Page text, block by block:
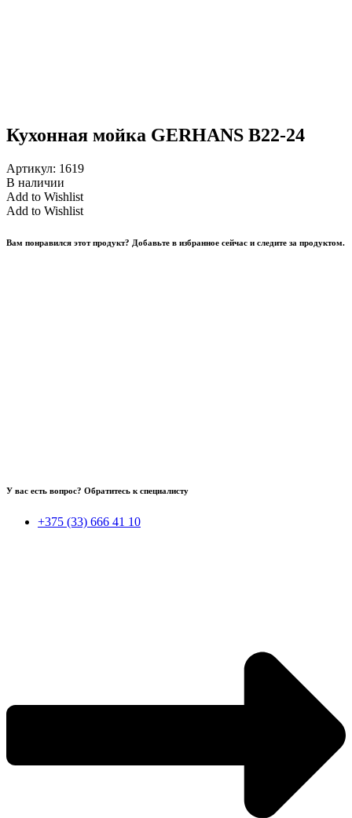
Кухонная мойка GERHANS B22-24
Артикул: 1619
В наличии
Add to Wishlist
Add to Wishlist
Вам понравился этот продукт? Добавьте в избранное сейчас и следите за продуктом.
У вас есть вопрос? Обратитесь к специалисту
+375 (33) 666 41 10